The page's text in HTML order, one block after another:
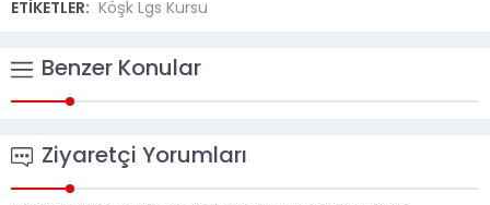
ETİKETLER: Köşk Lgs Kursu
Benzer Konular
Ziyaretçi Yorumları